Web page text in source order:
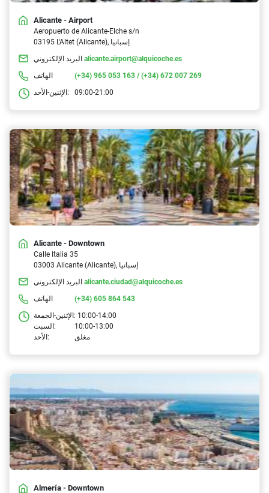
Alicante - Airport
Aeropuerto de Alicante-Elche s/n
03195 L'Altet (Alicante), إسبانيا
البريد الإلكتروني alicante.airport@alquicoche.es
الهاتف
(+34) 965 053 163 / (+34) 672 007 269
الإثنين-الأحد:
09:00-21:00
Alicante - Downtown
Calle Italia 35
03003 Alicante (Alicante), إسبانيا
البريد الإلكتروني alicante.ciudad@alquicoche.es
الهاتف
(+34) 605 864 543
الإثنين-الجمعة: 10:00-14:00
السبت:
10:00-13:00
الأحد:
مغلق
Almería - Downtown